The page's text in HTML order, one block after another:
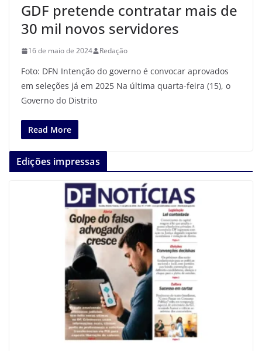
GDF pretende contratar mais de
30 mil novos servidores
16 de maio de 2024 Redação
Foto: DFN Intenção do governo é convocar aprovados
em seleções já em 2025 Na última quarta-feira (15), o
Governo do Distrito
Read More
Edições impressas